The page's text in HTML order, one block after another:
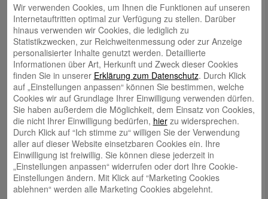
mail@sparkasse-odenwaldkreis.de
Telefon: 06062 500
Auch per WhatsApp erreichbar!
Neueste Beiträge
Sparkassen Kino Open-Air-Sommer 2026 startet
Öffnungszeiten der Sparkasse zum Wiesenmarkt
Herausragende Vertriebsleistung in Jahr 2025: Team
des ImmobilienCenter der Sparkasse Odenwaldkreis
überzeugt mit Kompetenz, Service und Erfolgsbilanz
Digitale Apotheke in der Sparkassen-Geschäftsstelle
Wir verwenden Cookies, um Ihnen die Funktionen auf unseren
Internetauftritten optimal zur Verfügung zu stellen. Darüber
hinaus verwenden wir Cookies, die lediglich zu
Statistikzwecken, zur Reichweitenmessung oder zur Anzeige
personalisierter Inhalte genutzt werden. Detaillierte
Informationen über Art, Herkunft und Zweck dieser Cookies
finden Sie in unserer Erklärung zum Datenschutz. Durch Klick
auf „Einstellungen anpassen“ können Sie bestimmen, welche
Cookies wir auf Grundlage Ihrer Einwilligung verwenden dürfen.
Sie haben außerdem die Möglichkeit, dem Einsatz von Cookies,
die nicht Ihrer Einwilligung bedürfen, hierzu widersprechen.
Durch Klick auf “Ich stimme zu“ willigen Sie der Verwendung
aller auf dieser Website einsetzbaren Cookies ein. Ihre
Einwilligung ist freiwillig. Sie können diese jederzeit in
„Einstellungen anpassen“ widerrufen oder dort Ihre Cookie-
Einstellungen ändern. Mit Klick auf “Marketing Cookies
ablehnen“ werden alle Marketing Cookies abgelehnt.